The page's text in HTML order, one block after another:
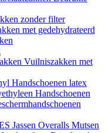
zonder filter
met gedehydrateerd
Vuilniszakken met
Handschoenen latex
Handschoenen
Jassen Overalls Mutsen